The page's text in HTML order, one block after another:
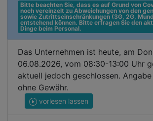
Bitte beachten Sie, dass es auf Grund von
noch vereinzelt zu Abweichungen von den
sowie Zutrittseinschränkungen (3G, 2G,
entstehend können. Bitte erfragen Sie den
Dinge beim Personal.
Das Unternehmen ist heute, am
06.08.2026, vom 08:30-13:00 Uhr
aktuell jedoch geschlossen.
ohne Gewähr.
vorlesen lassen